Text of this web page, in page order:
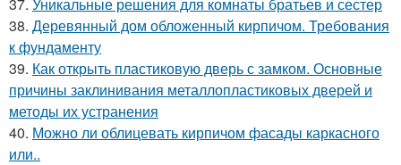
38. Деревянный дом обложенный кирпичом. Требования
к фундаменту
39. Как открыть пластиковую дверь с замком. Основные
причины заклинивания металлопластиковых дверей и
методы их устранения
40. Можно ли облицевать кирпичом фасады каркасного
или..